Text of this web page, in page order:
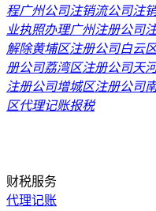
程广州公司注销流公司注
业执照办理广州注册公司
解除黄埔区注册公司白云
册公司荔湾区注册公司天
注册公司增城区注册公司
区代理记账报税
财税服务
代理记账